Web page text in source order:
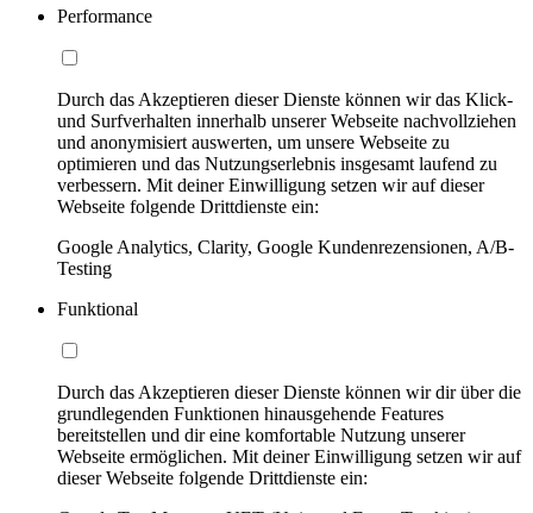
Performance
Durch das Akzeptieren dieser Dienste können wir das Klick-
und Surfverhalten innerhalb unserer Webseite nachvollziehen
und anonymisiert auswerten, um unsere Webseite zu
optimieren und das Nutzungserlebnis insgesamt laufend zu
verbessern. Mit deiner Einwilligung setzen wir auf dieser
Webseite folgende Drittdienste ein:
Google Analytics, Clarity, Google Kundenrezensionen, A/B-
Testing
Funktional
Durch das Akzeptieren dieser Dienste können wir dir über die
grundlegenden Funktionen hinausgehende Features
bereitstellen und dir eine komfortable Nutzung unserer
Webseite ermöglichen. Mit deiner Einwilligung setzen wir auf
dieser Webseite folgende Drittdienste ein: